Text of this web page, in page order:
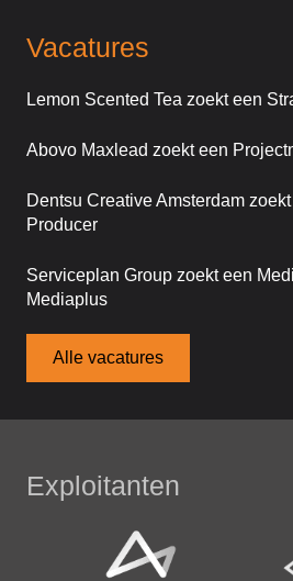
Vacatures
Lemon Scented Tea zoekt een
Abovo Maxlead zoekt een
Dentsu Creative Amsterdam
Producer
Serviceplan Group zoekt een
Mediaplus
Alle vacatures
Exploitanten